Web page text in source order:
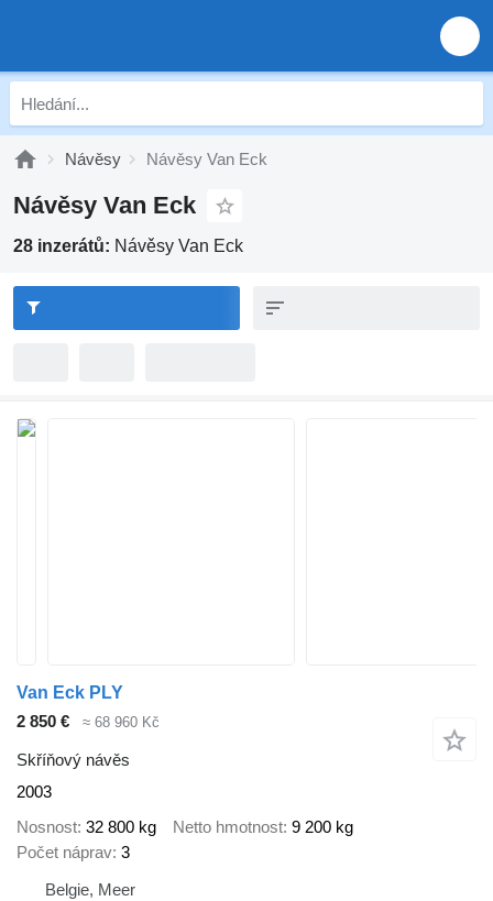
Návěsy Návěsy Van Eck
Návěsy Van Eck
28 inzerátů: Návěsy Van Eck
Van Eck PLY
2 850 €
≈ 68 960 Kč
Skříňový návěs
2003
Nosnost 32 800 kg Netto hmotnost 9 200 kg
Počet náprav 3
Belgie, Meer